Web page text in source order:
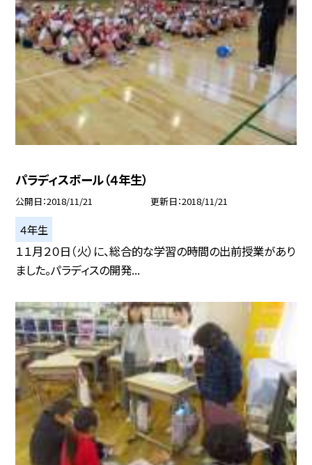
パラディスボール（４年生）
公開日 2018/11/21 更新日 2018/11/21
４年生
１１月２０日（火）に、総合的な学習の時間の出前授業があり
ました。パラディスの開発...